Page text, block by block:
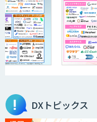
AIR-
DXトピックス